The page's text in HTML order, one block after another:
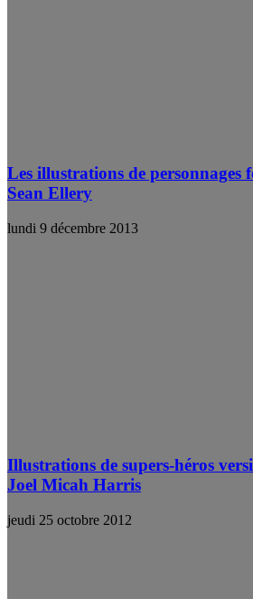
Les illustrations de personnages
Sean Ellery
lundi 9 décembre 2013
Illustrations de supers-héros
Joel Micah Harris
jeudi 25 octobre 2012